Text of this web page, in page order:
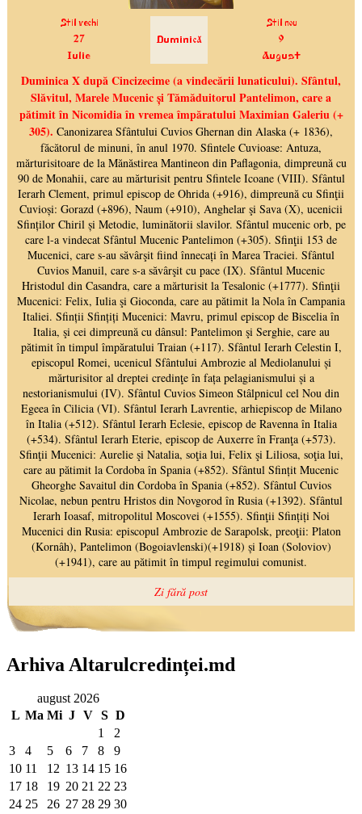
Arhiva Altarulcredinței.md
august 2026
L Ma Mi J V S D
1
2
3
4 5 6 7 8
9
10 11 12 13 14 15 16
17 18 19 20 21 22 23
24 25 26 27 28 29 30